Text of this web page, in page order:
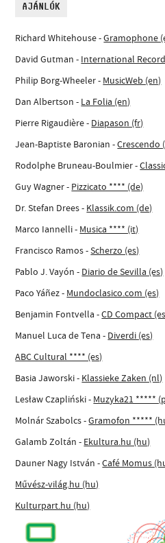
AJÁNLÓK
Richard Whitehouse -Gramophone
David Gutman - International
Philip Borg-Wheeler - MusicWeb (en)
Dan Albertson - La Folia (en)
Pierre Rigaudière - Diapason (fr)
Jean-Baptiste Baronian -Crescendo
Rodolphe Bruneau-Boulmier -
Guy Wagner - Pizzicato **** (de)
Dr. Stefan Drees - Klassik.com (de)
Marco Iannelli - Musica **** (it)
Francisco Ramos -Scherzo (es)
Pablo J. Vayón - Diario de Sevilla (es)
Paco Yáñez - Mundoclasico.com (es)
Benjamin Fontvella -CD Compact
Manuel Luca de Tena - Diverdi (es)
ABC Cultural **** (es)
Basia Jaworski - Klassieke Zaken (nl)
Lesław Czapliński - Muzyka21 *****
Molnár Szabolcs -Gramofon *****
Galamb Zoltán - Ekultura.hu (hu)
Dauner Nagy István -Café Momus
Művész-világ.hu (hu)
Kulturpart.hu (hu)